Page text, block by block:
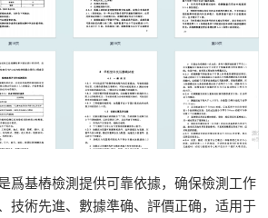
爲基樁檢測提供可靠依據，确保檢測工作
技術先進、數據準确、評價正确，适用于